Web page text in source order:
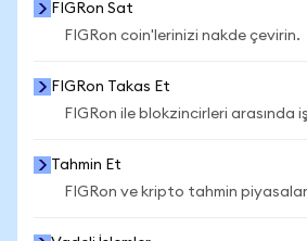
FIGRon Sat
FIGRon coin'lerinizi nakde çevirin.
FIGRon Takas Et
FIGRon ile blokzincirleri arasında
Tahmin Et
FIGRon ve kripto tahmin